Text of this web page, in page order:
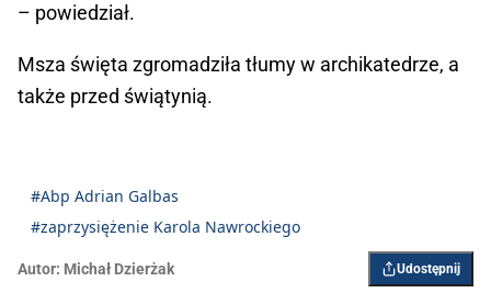
– powiedział.
Msza święta zgromadziła tłumy w archikatedrze, a
także przed świątynią.
#Abp Adrian Galbas
#zaprzysiężenie Karola Nawrockiego
Autor: Michał Dzierżak Udostępnij